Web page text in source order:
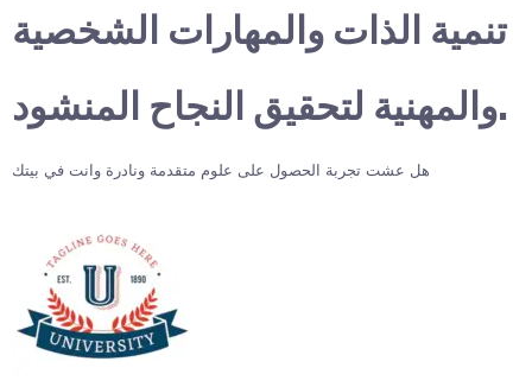
تنمية الذات والمهارات الشخصية
والمهنية لتحقيق النجاح المنشود.
هل عشت تجربة الحصول على علوم متقدمة ونادرة وانت في بيتك